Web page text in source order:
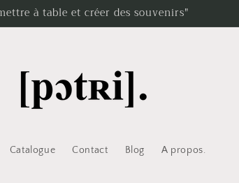
à table et créer des souvenirs"
Catalogue Contact Blog A propos.